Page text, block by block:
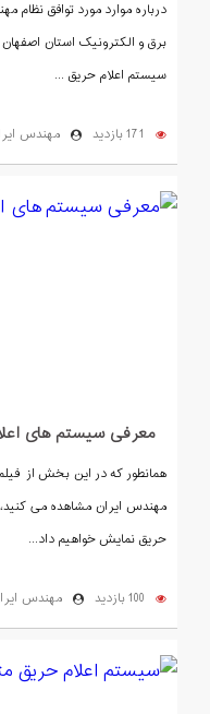
درباره ﻣﻮارد ﻣﻮرد ﺗﻮافق ﻧﻈﺎم
ﺑﺮق و اﻟﮑﺘﺮوﻧﯿﮏ اﺳﺘﺎن
سیستم اعلام حریق ...
171 بازدید مهندس
معرفی سیستم های
همانطور که در این بخش از
مهندس ایران مشاهده می
حریق نمایش خواهیم داد...
100 بازدید مهندس